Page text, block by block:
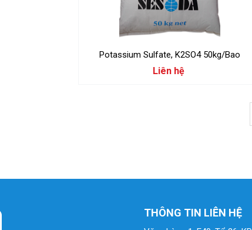
Potassium Sulfate, K2SO4 50kg/Bao
Liên hệ
THÔNG TIN LIÊN HỆ